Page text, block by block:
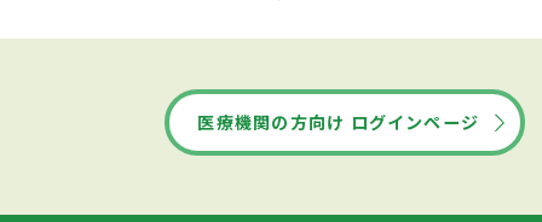
医療機関の方向け ログインページ